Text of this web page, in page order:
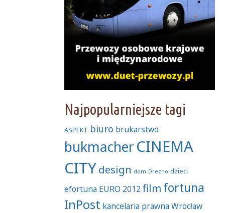
Najpopularniejsze tagi
ASPEKT biuro brukarstwo
bukmacherCINEMA
CITYdesign dom Drezno dzieci
efortuna EURO 2012film fortuna
InPost kancelaria prawna Wrocław